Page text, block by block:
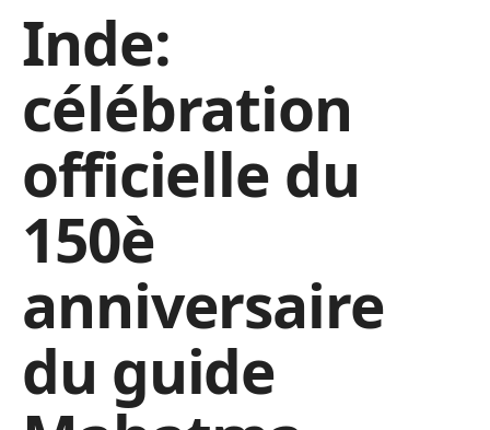
Inde:
célébration
officielle du
150è
anniversaire
du guide